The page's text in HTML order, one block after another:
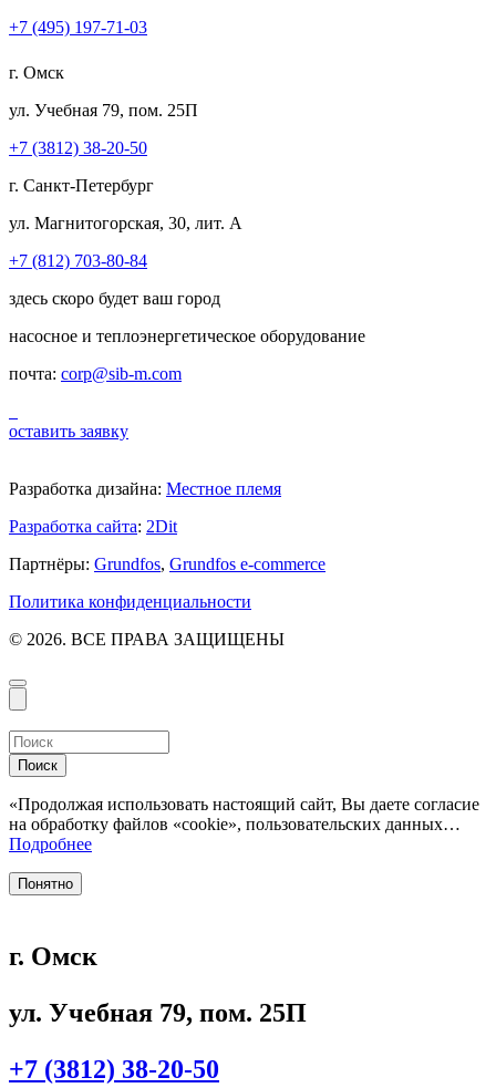
+7 (495) 197-71-03
г. Омск
ул. Учебная 79, пом. 25П
+7 (3812) 38-20-50
г. Санкт-Петербург
ул. Магнитогорская, 30, лит. А
+7 (812) 703-80-84
здесь скоро будет ваш город
насосное и теплоэнергетическое оборудование
почта: corp@sib-m.com
оставить заявку
Разработка дизайна: Местное племя
Разработка сайта: 2Dit
Партнёры: Grundfos, Grundfos e-commerce
Политика конфиденциальности
© 2026. ВСЕ ПРАВА ЗАЩИЩЕНЫ
Поиск
«Продолжая использовать настоящий сайт, Вы даете согласие
на обработку файлов «cookie», пользовательских данных…
Подробнее
Понятно
г. Омск
ул. Учебная 79, пом. 25П
+7 (3812) 38-20-50